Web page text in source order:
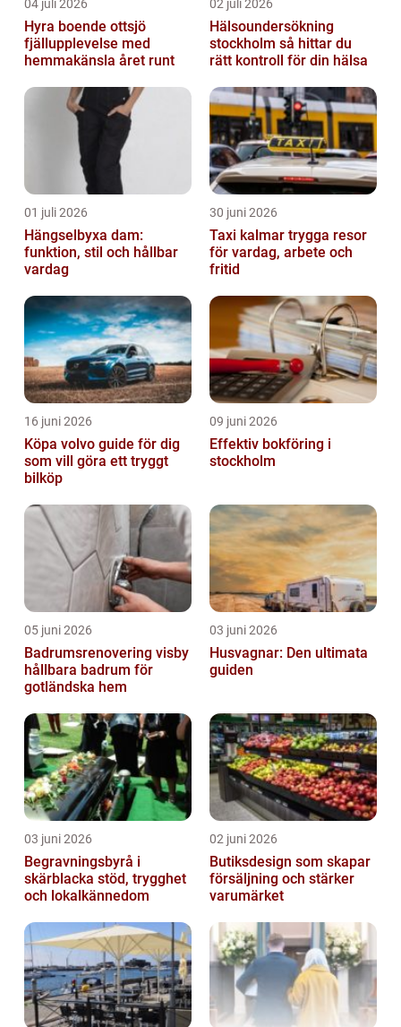
04 juli 2026
Hyra boende ottsjö
fjällupplevelse med
hemmakänsla året runt
02 juli 2026
Hälsoundersökning
stockholm så hittar du
rätt kontroll för din hälsa
01 juli 2026
Hängselbyxa dam:
funktion, stil och hållbar
vardag
30 juni 2026
Taxi kalmar trygga resor
för vardag, arbete och
fritid
16 juni 2026
Köpa volvo guide för dig
som vill göra ett tryggt
bilköp
09 juni 2026
Effektiv bokföring i
stockholm
05 juni 2026
Badrumsrenovering visby
hållbara badrum för
gotländska hem
03 juni 2026
Husvagnar: Den ultimata
guiden
03 juni 2026
Begravningsbyrå i
skärblacka stöd, trygghet
och lokalkännedom
02 juni 2026
Butiksdesign som skapar
försäljning och stärker
varumärket